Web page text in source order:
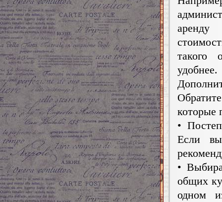
аренду
такого
удобнее.
которые
•
Если
•
общих
одном